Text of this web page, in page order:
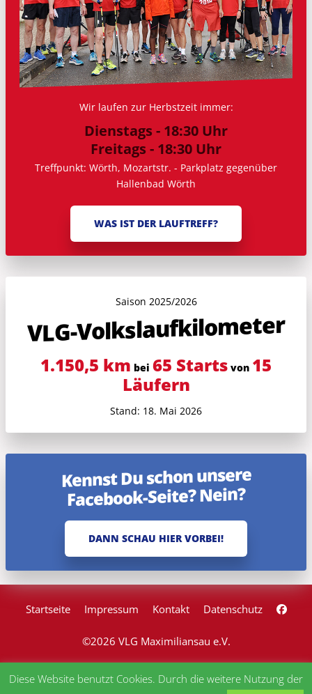
Wir laufen zur Herbstzeit immer:
Dienstags - 18:30 Uhr
Freitags - 18:30 Uhr
Treffpunkt: Wörth, Mozartstr. - Parkplatz gegenüber
Hallenbad Wörth
WAS IST DER LAUFTREFF?
Saison 2025/2026
VLG-Volkslauf­kilometer
1.150,5 km bei 65 Starts von 15
Läufern
Stand: 18. Mai 2026
Kennst Du schon unsere
Facebook-Seite? Nein?
DANN SCHAU HIER VORBEI!
Startseite Impressum Kontakt Datenschutz
©2026 VLG Maximiliansau e.V.
Diese Website benutzt Cookies. Durch die weitere Nutzung der